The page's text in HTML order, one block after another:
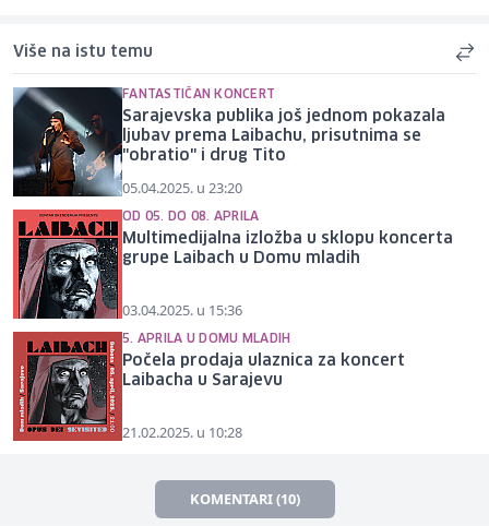
Više na istu temu
FANTASTIČAN KONCERT
Sarajevska publika još jednom pokazala
ljubav prema Laibachu, prisutnima se
"obratio" i drug Tito
05.04.2025. u 23:20
OD 05. DO 08. APRILA
Multimedijalna izložba u sklopu koncerta
grupe Laibach u Domu mladih
03.04.2025. u 15:36
5. APRILA U DOMU MLADIH
Počela prodaja ulaznica za koncert
Laibacha u Sarajevu
21.02.2025. u 10:28
KOMENTARI (10)